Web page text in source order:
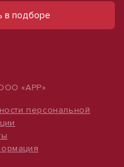
в подборе
«АРР»
персональной